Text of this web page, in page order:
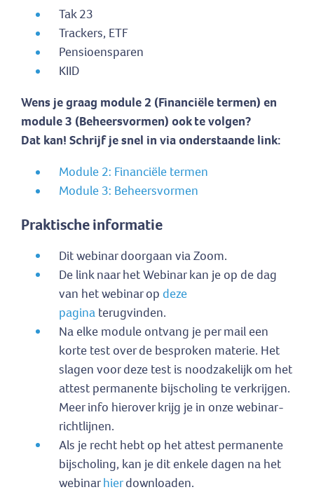
Tak 23
Trackers, ETF
Pensioensparen
KIID
Wens je graag module 2 (Financiële termen) en
module 3 (Beheersvormen) ook te volgen?
Dat kan! Schrijf je snel in via onderstaande link:
Module 2: Financiële termen
Module 3: Beheersvormen
Praktische informatie
Dit webinar doorgaan via Zoom.
De link naar het Webinar kan je op de dag
van het webinar op deze
pagina terugvinden.
Na elke module ontvang je per mail een
korte test over de besproken materie. Het
slagen voor deze test is noodzakelijk om het
attest permanente bijscholing te verkrijgen.
Meer info hierover krijg je in onze webinar-
richtlijnen.
Als je recht hebt op het attest permanente
bijscholing, kan je dit enkele dagen na het
webinarhierdownloaden.